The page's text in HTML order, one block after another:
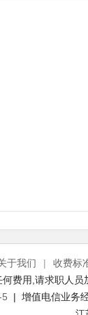
于我们 | 收费标
费用,请求职人
| 增值电信业务